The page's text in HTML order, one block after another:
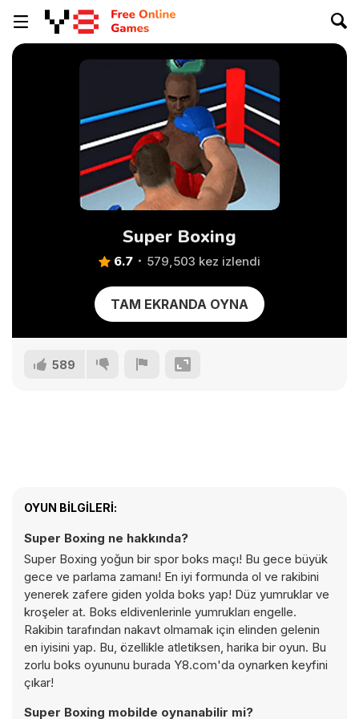
Super Boxing
6.7 579,503 kez izlendi
TAM EKRANDA OYNA
589
OYUN BILGILERI:
Super Boxing ne hakkında?
Super Boxing yoğun bir spor boks maçı! Bu gece büyük
gece ve parlama zamanı! En iyi formunda ol ve rakibini
yenerek zafere giden yolda boks yap! Düz yumruklar ve
kroşeler at. Boks eldivenlerinle yumrukları engelle.
Rakibin tarafından nakavt olmamak için elinden gelenin
en iyisini yap. Bu, özellikle atletiksen, harika bir oyun. Bu
zorlu boks oyununu burada Y8.com'da oynarken keyfini
çıkar!
Super Boxing mobilde oynanabilir mi?